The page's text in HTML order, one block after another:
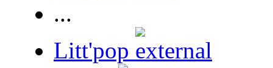
...
Litt'pop